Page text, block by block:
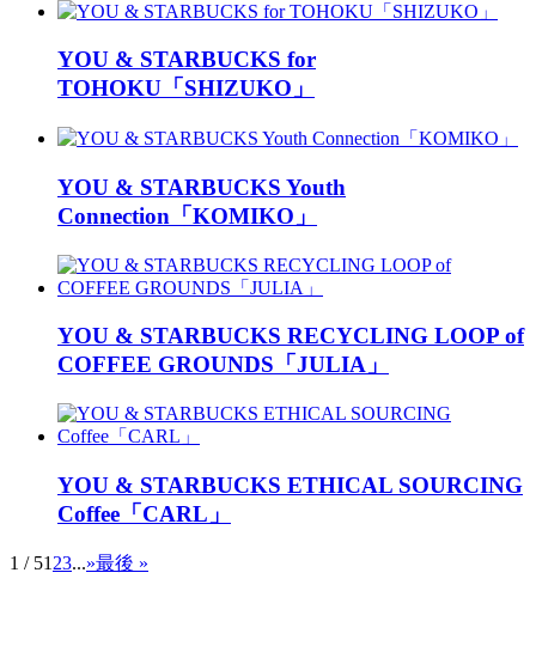
YOU & STARBUCKS for
TOHOKU「SHIZUKO」
YOU & STARBUCKS Youth
Connection「KOMIKO」
YOU & STARBUCKS RECYCLING LOOP of
COFFEE GROUNDS「JULIA」
YOU & STARBUCKS ETHICAL SOURCING
Coffee「CARL」
1 / 5123...»最後 »